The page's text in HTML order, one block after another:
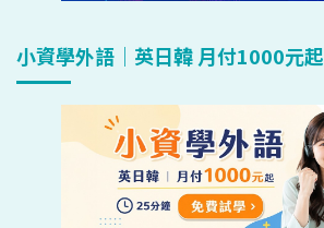
小資學外語｜英日韓 月付1000元起